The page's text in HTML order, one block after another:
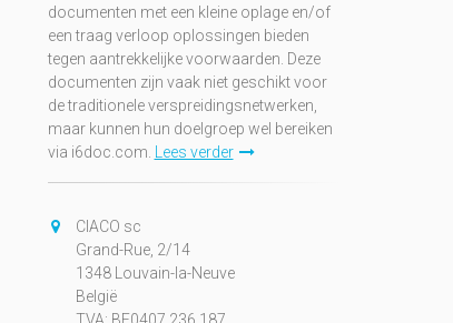
documenten met een kleine oplage en/of
een traag verloop oplossingen bieden
tegen aantrekkelijke voorwaarden. Deze
documenten zijn vaak niet geschikt voor
de traditionele verspreidingsnetwerken,
maar kunnen hun doelgroep wel bereiken
via i6doc.com. Lees verder
CIACO sc
Grand-Rue, 2/14
1348 Louvain-la-Neuve
België
TVA: BE0407.236.187